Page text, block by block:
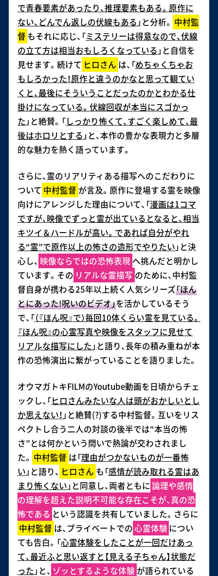
で青春要素があったり、推理要素もある。原作に
ない、どんでん返しの伏線もある 」と分析。 中村監
督 もそれに応じ、「ミステリーは得意なので、伏線
の立て方は相当おもしろくなっている 」と自信を
見せます。続けて ヒロさん は、「めちゃくちゃお
もしろかった！原作と違うのかなと思って観てい
くと、最後にそういうことだったのかとわかる仕
掛けになっている。伏線回収が本当にスゴかっ
た 」と絶賛。「しっかり怖くて、すごく楽しめて、最
後はホロリとする 」と、本作の豊かな表現力と多層
的な魅力を熱く語っています。
さらに、霊のリアリティある描写へのこだわりに
ついて 中村監督 が言及。原作に登場する霊を映像
向けにアレンジした理由について、「漫画は1コマ
ですが、映像でずっと霊が出ているとなると、相当
キツイ＆ハードルが高い。であれば自分がやれ
る“霊”で原作以上の怖さの造形でやりたい 」と決
心し、 映像ならではの恐怖表現 へ挑んだと明かし
ています。その リアルな霊描写 のために、中村監
督自身が携わる25年以上続く人気シリーズ「ほん
とにあった!呪いのビデオ」を活かしているそう
で、「（『ほん呪』で）毎回10体くらい霊を見ている。
『ほん呪』の心霊写真や映像をスタッフに見せて
リアルな描写にした 」と語り、長年の積み重ねが本
作の恐怖演出に繋がっていることを語りました。
オウマガトキFILMのYoutube動画を日頃からチェ
ックし、「ヒロさんみたいな人は頭がおかしいとし
か思えない！ 」と絶賛(?)する中村監督。互いをリス
ペクトし合う二人の対談の後半では“本当の怖
さ”とは何かという問いで熱論が交わされまし
た。 中村監督 は「理由がつかないものが一番怖
い 」と語り、 ヒロさん も「感情が読み取れる霊はあ
まり怖くない 」と同意し、両者ともに 論理や感情
の理解を超えた説明不可能な存在こそが、真の恐
怖である という認識を共有していました。さらに
中村監督 は、プライベートでの心霊体験 につい
ても告白。「心霊体験をしたことが一回だけあっ
て、最近ふと思い返すと【見える子ちゃん】状態だ
った 」と、 ゾッとするような体験 が語られている